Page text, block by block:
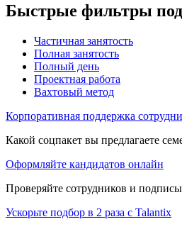
Быстрые фильтры
Частичная занятость
Полная занятость
Полный день
Проектная работа
Вахтовый метод
Корпоративная поддержка
Какой соцпакет вы предлагаете
Оформляйте кандидатов онлайн
Проверяйте сотрудников и
Ускорьте подбор в 2 раза с Talantix